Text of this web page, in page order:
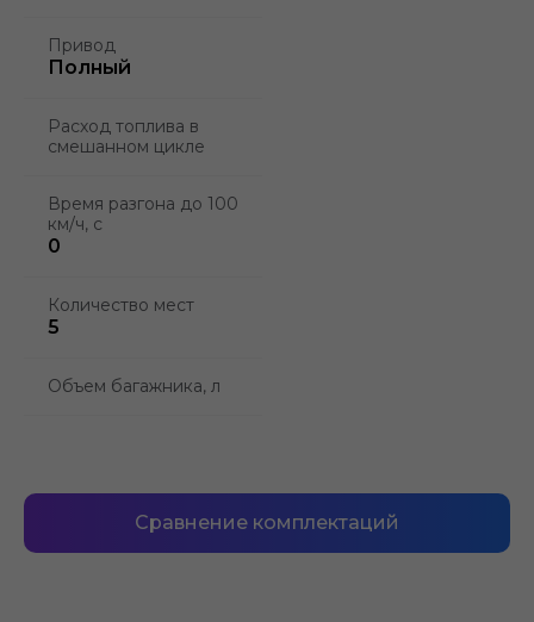
Привод
Полный
Расход топлива в
смешанном цикле
Время разгона до 100
км/ч, с
0
Количество мест
5
Объем багажника, л
Сравнение комплектаций